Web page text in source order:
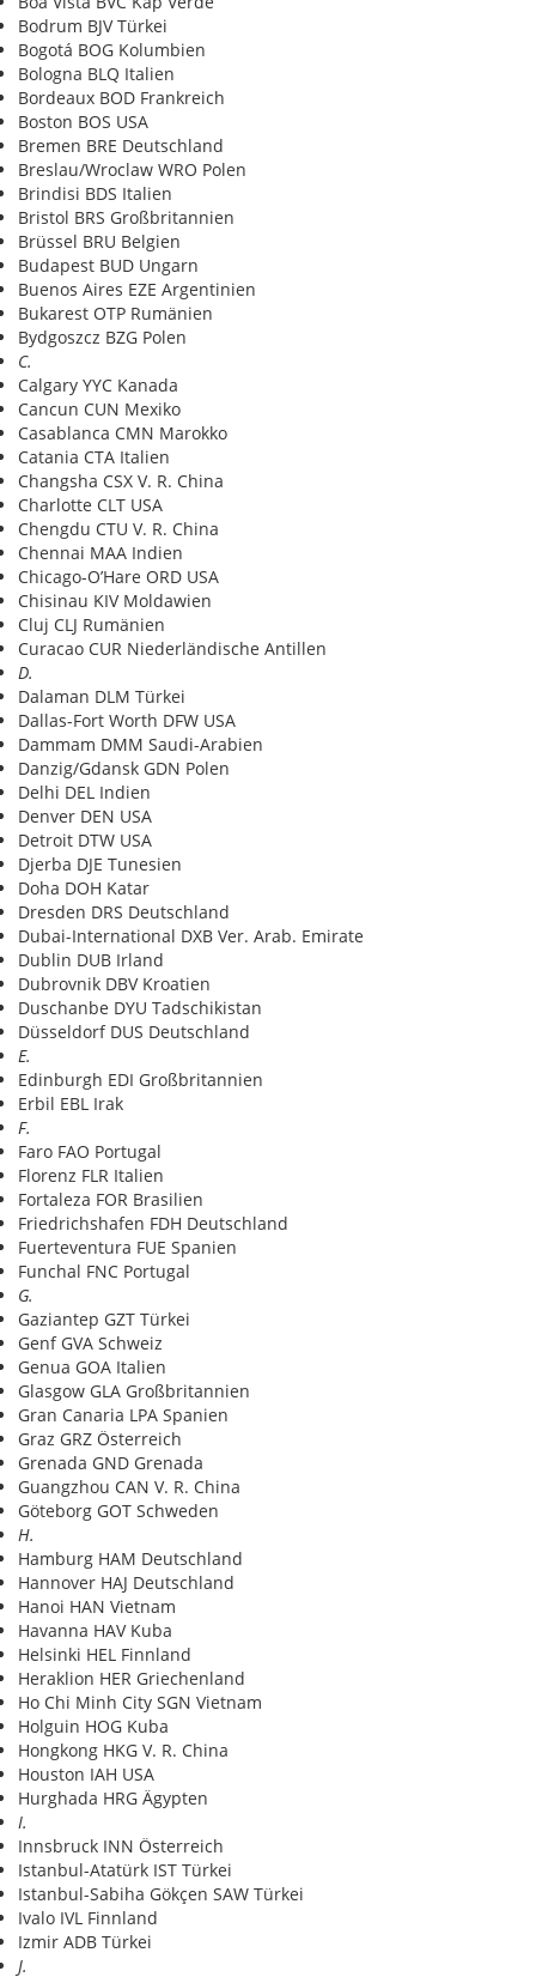
Bodrum BJV Türkei
Bogotá BOG Kolumbien
Bologna BLQ Italien
Bordeaux BOD Frankreich
Boston BOS USA
Bremen BRE Deutschland
Breslau/Wroclaw WRO Polen
Brindisi BDS Italien
Bristol BRS Großbritannien
Brüssel BRU Belgien
Budapest BUD Ungarn
Buenos Aires EZE Argentinien
Bukarest OTP Rumänien
Bydgoszcz BZG Polen
C.
Calgary YYC Kanada
Cancun CUN Mexiko
Casablanca CMN Marokko
Catania CTA Italien
Changsha CSX V. R. China
Charlotte CLT USA
Chengdu CTU V. R. China
Chennai MAA Indien
Chicago-O’Hare ORD USA
Chisinau KIV Moldawien
Cluj CLJ Rumänien
Curacao CUR Niederländische Antillen
D.
Dalaman DLM Türkei
Dallas-Fort Worth DFW USA
Dammam DMM Saudi-Arabien
Danzig/Gdansk GDN Polen
Delhi DEL Indien
Denver DEN USA
Detroit DTW USA
Djerba DJE Tunesien
Doha DOH Katar
Dresden DRS Deutschland
Dubai-International DXB Ver. Arab. Emirate
Dublin DUB Irland
Dubrovnik DBV Kroatien
Duschanbe DYU Tadschikistan
Düsseldorf DUS Deutschland
E.
Edinburgh EDI Großbritannien
Erbil EBL Irak
F.
Faro FAO Portugal
Florenz FLR Italien
Fortaleza FOR Brasilien
Friedrichshafen FDH Deutschland
Fuerteventura FUE Spanien
Funchal FNC Portugal
G.
Gaziantep GZT Türkei
Genf GVA Schweiz
Genua GOA Italien
Glasgow GLA Großbritannien
Gran Canaria LPA Spanien
Graz GRZ Österreich
Grenada GND Grenada
Guangzhou CAN V. R. China
Göteborg GOT Schweden
H.
Hamburg HAM Deutschland
Hannover HAJ Deutschland
Hanoi HAN Vietnam
Havanna HAV Kuba
Helsinki HEL Finnland
Heraklion HER Griechenland
Ho Chi Minh City SGN Vietnam
Holguin HOG Kuba
Hongkong HKG V. R. China
Houston IAH USA
Hurghada HRG Ägypten
I.
Innsbruck INN Österreich
Istanbul-Atatürk IST Türkei
Istanbul-Sabiha Gökçen SAW Türkei
Ivalo IVL Finnland
Izmir ADB Türkei
J.